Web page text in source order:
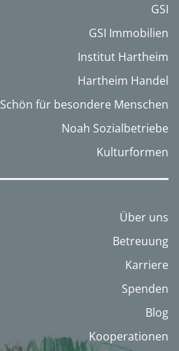
GSI
GSI Immobilien
Institut Hartheim
Hartheim Handel
Schön für besondere Menschen
Noah Sozialbetriebe
Kulturformen
Über uns
Betreuung
Karriere
Spenden
Blog
Kooperationen